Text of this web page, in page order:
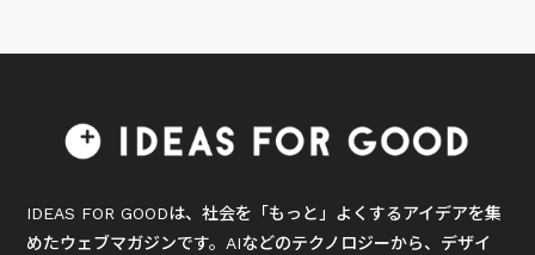
IDEAS FOR GOODは、社会を「もっと」よくするアイデアを集
めたウェブマガジンです。AIなどのテクノロジーから、デザイ